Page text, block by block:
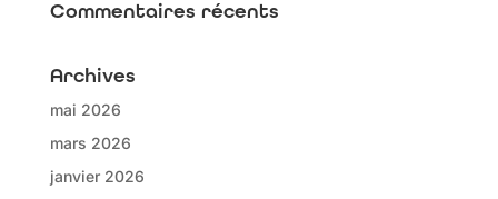
Commentaires récents
Archives
mai 2026
mars 2026
janvier 2026